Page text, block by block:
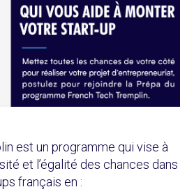
est un programme qui vise à
et l’égalité des chances dans
français en :